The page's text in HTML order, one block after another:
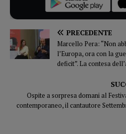
PRECEDENTE
Marcello Pera: “Non
l’Europa, ora con la
deficit”. La contesa
Ospite a sorpresa domani al
contemporaneo, il cantautore